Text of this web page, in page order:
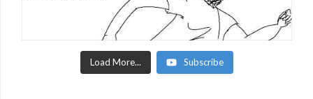
Load More... Subscribe